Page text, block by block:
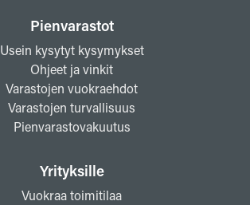
Pienvarastot
Usein kysytyt kysymykset
Ohjeet ja vinkit
Varastojen vuokraehdot
Varastojen turvallisuus
Pienvarastovakuutus
Yrityksille
Vuokraa toimitilaa